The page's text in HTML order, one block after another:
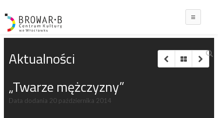
Aktualności
„Twarze mężczyzny”
Data dodania 20 października 2014